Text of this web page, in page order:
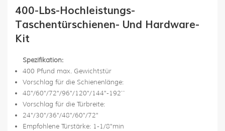
400-Lbs-Hochleistungs-
Taschentürschienen- Und Hardware-
Kit
Spezifikation:
400 Pfund max. Gewichtstür
Vorschlag für die Schienenlänge:
48"/60"/72"/96"/120"/144"-192''
Vorschlag für die Türbreite:
24"/30"/36"/48"/60"/72"
Empfohlene Türstärke: 1-1/8"min